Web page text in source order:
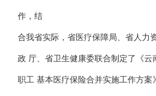
作，结
合我省实际，省医疗保障局、省人力
政 厅、省卫生健康委联合制定了《云
职工 基本医疗保险合并实施工作方案